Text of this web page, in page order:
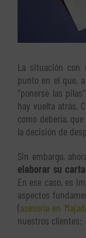
La situación con
punto en el que,
“ponerse las
hay vuelta atrás.
como debería,
la decisión de
Sin embargo,
elaborar su
En ese caso, es
aspectos
(asesoría en
nuestros clientes: